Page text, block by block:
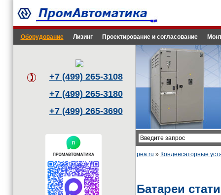
Оборудование Лизинг Проектирование и согласование
+7 (499) 265-3108
+7 (499) 265-3180
+7 (499) 265-3690
pea.ru » Конденсаторные
Батареи